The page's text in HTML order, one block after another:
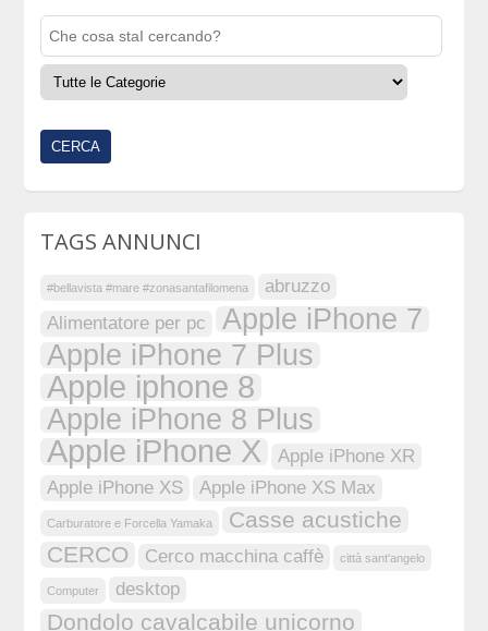
TAGS ANNUNCI
#bellavista #mare #zonasantafilomena
abruzzo
Alimentatore per pc
Apple iPhone 7
Apple iPhone 7 Plus
Apple iphone 8
Apple iPhone 8 Plus
Apple iPhone X
Apple iPhone XR
Apple iPhone XS
Apple iPhone XS Max
Carburatore e Forcella Yamaka
Casse acustiche
CERCO
Cerco macchina caffè città sant'angelo
Computer desktop
Dondolo cavalcabile unicorno